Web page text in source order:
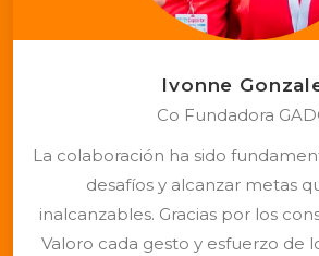
Ivonne
Co Fundadora
La colaboración ha sido
desafíos y alcanzar metas
inalcanzables. Gracias por los
Valoro cada gesto y esfuerzo de